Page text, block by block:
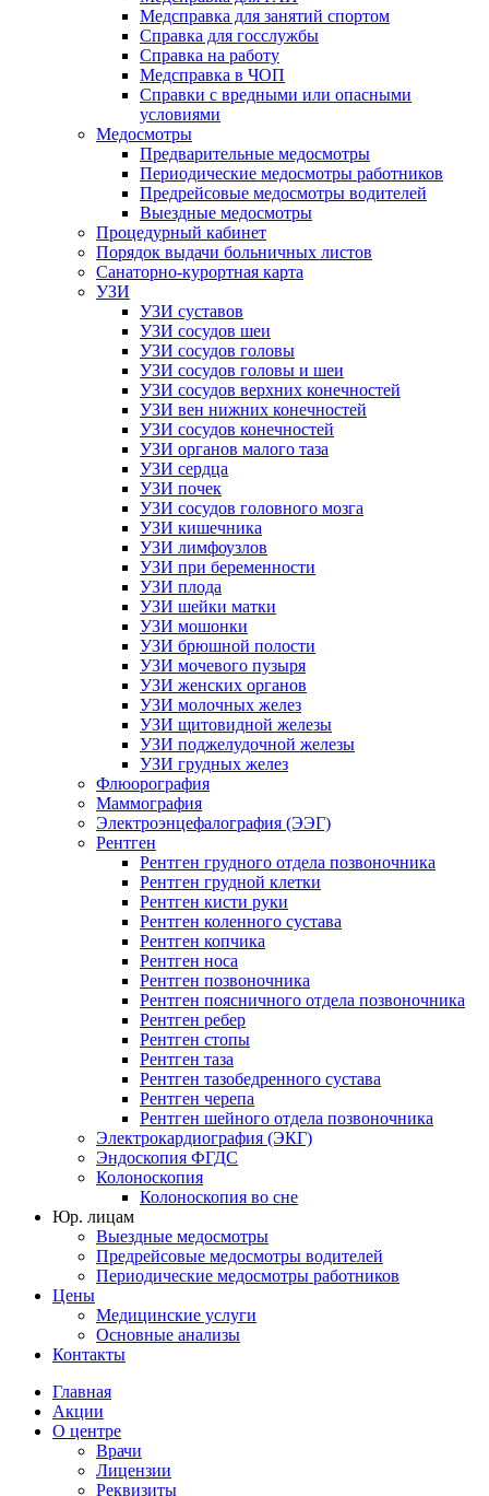
Медсправка для занятий спортом
Справка для госслужбы
Справка на работу
Медсправка в ЧОП
Справки с вредными или опасными
условиями
Медосмотры
Предварительные медосмотры
Периодические медосмотры работников
Предрейсовые медосмотры водителей
Выездные медосмотры
Процедурный кабинет
Порядок выдачи больничных листов
Санаторно-курортная карта
УЗИ
УЗИ суставов
УЗИ сосудов шеи
УЗИ сосудов головы
УЗИ сосудов головы и шеи
УЗИ сосудов верхних конечностей
УЗИ вен нижних конечностей
УЗИ сосудов конечностей
УЗИ органов малого таза
УЗИ сердца
УЗИ почек
УЗИ сосудов головного мозга
УЗИ кишечника
УЗИ лимфоузлов
УЗИ при беременности
УЗИ плода
УЗИ шейки матки
УЗИ мошонки
УЗИ брюшной полости
УЗИ мочевого пузыря
УЗИ женских органов
УЗИ молочных желез
УЗИ щитовидной железы
УЗИ поджелудочной железы
УЗИ грудных желез
Флюорография
Маммография
Электроэнцефалография (ЭЭГ)
Рентген
Рентген грудного отдела позвоночника
Рентген грудной клетки
Рентген кисти руки
Рентген коленного сустава
Рентген копчика
Рентген носа
Рентген позвоночника
Рентген поясничного отдела позвоночника
Рентген ребер
Рентген стопы
Рентген таза
Рентген тазобедренного сустава
Рентген черепа
Рентген шейного отдела позвоночника
Электрокардиография (ЭКГ)
Эндоскопия ФГДС
Колоноскопия
Колоноскопия во сне
Юр. лицам
Выездные медосмотры
Предрейсовые медосмотры водителей
Периодические медосмотры работников
Цены
Медицинские услуги
Основные анализы
Контакты
Главная
Акции
О центре
Врачи
Лицензии
Реквизиты